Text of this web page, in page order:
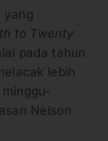
yang
to Twenty
pada tahun
lebih
Nelson